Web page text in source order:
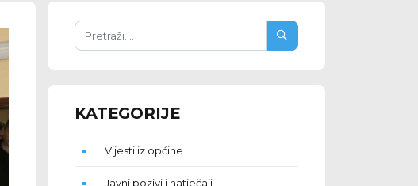
KATEGORIJE
Vijesti iz općine
Javni pozivi i natječaji